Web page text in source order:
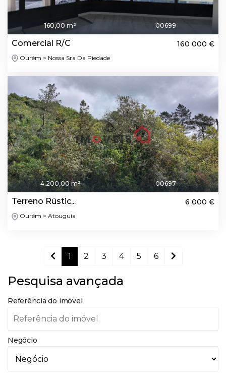
160,00 m² 00699
Comercial R/C 160 000 €
Ourém > Nossa Sra Da Piedade
4.200,00 m² 00697
Terreno Rústic... 6 000 €
Ourém > Atouguia
1 2 3 4 5 6
Pesquisa avançada
Referência do imóvel
Negócio